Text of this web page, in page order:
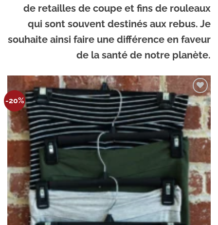
de retailles de coupe et fins de rouleaux
qui sont souvent destinés aux rebus. Je
souhaite ainsi faire une différence en faveur
de la santé de notre planète.
-20%
Ajouter
à la
wishlist